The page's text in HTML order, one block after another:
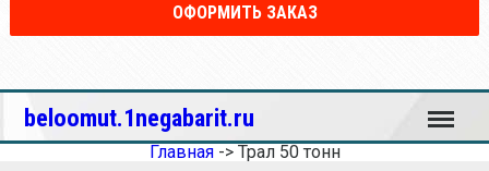
ОФОРМИТЬ ЗАКАЗ
beloomut.1negabarit.ru Меню
Главная-> Трал 50 тонн